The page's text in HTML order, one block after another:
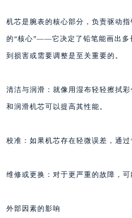
机芯是腕表的核心部分，负责驱动
的“核心”——它决定了铅笔能画出多
到损害或需要调整是至关重要的。
清洁与润滑：就像用湿布轻轻擦拭
和润滑机芯可以提高其性能。
校准：如果机芯存在轻微误差，通过
维修或更换：对于更严重的故障，
外部因素的影响